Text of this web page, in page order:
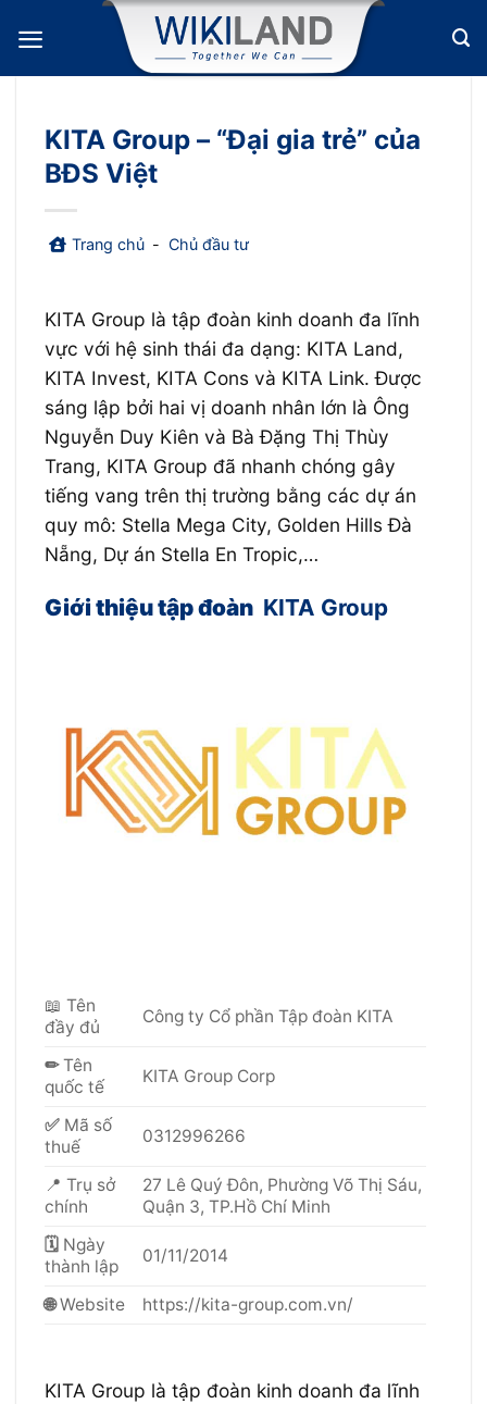
qua
nội
KITA Group – “Đại gia trẻ” của
BĐS Việt
Trang chủ - Chủ đầu tư
KITA Group là tập đoàn kinh doanh đa lĩnh
vực với hệ sinh thái đa dạng: KITA Land,
KITA Invest, KITA Cons và KITA Link. Được
sáng lập bởi hai vị doanh nhân lớn là Ông
Nguyễn Duy Kiên và Bà Đặng Thị Thùy
Trang, KITA Group đã nhanh chóng gây
tiếng vang trên thị trường bằng các dự án
quy mô: Stella Mega City, Golden Hills Đà
Nẵng, Dự án Stella En Tropic,…
Giới thiệu tập đoàn KITA Group
📖 Tên
đầy đủ
Công ty Cổ phần Tập đoàn KITA
✏Tên
quốc tế
KITA Group Corp
✅ Mã số
thuế
0312996266
📍 Trụ sở
chính
27 Lê Quý Đôn, Phường Võ Thị Sáu,
Quận 3, TP.Hồ Chí Minh
🗓 Ngày
thành lập
01/11/2014
🌐Website https://kita-group.com.vn/
KITA Group là tập đoàn kinh doanh đa lĩnh